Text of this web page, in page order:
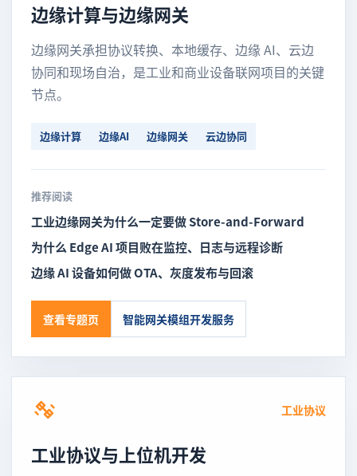
边缘计算与边缘网关
边缘网关承担协议转换、本地缓存、边缘 AI、云边
协同和现场自治，是工业和商业设备联网项目的关键
节点。
边缘计算 边缘AI 边缘网关 云边协同
推荐阅读
工业边缘网关为什么一定要做 Store-and-Forward
为什么 Edge AI 项目败在监控、日志与远程诊断
边缘 AI 设备如何做 OTA、灰度发布与回滚
查看专题页 智能网关模组开发服务
工业协议
工业协议与上位机开发